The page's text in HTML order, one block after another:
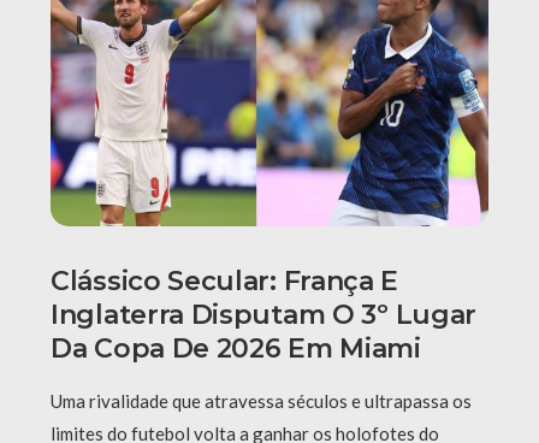
Clássico Secular: França E
Inglaterra Disputam O 3º Lugar
Da Copa De 2026 Em Miami
Uma rivalidade que atravessa séculos e ultrapassa os
limites do futebol volta a ganhar os holofotes do